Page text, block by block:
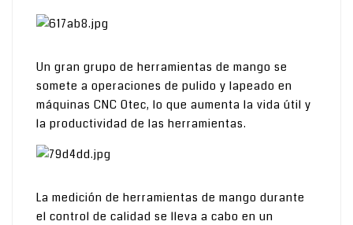
Un gran grupo de herramientas de mango se
somete a operaciones de pulido y lapeado en
máquinas CNC Otec, lo que aumenta la vida útil y
la productividad de las herramientas.
La medición de herramientas de mango durante
el control de calidad se lleva a cabo en un